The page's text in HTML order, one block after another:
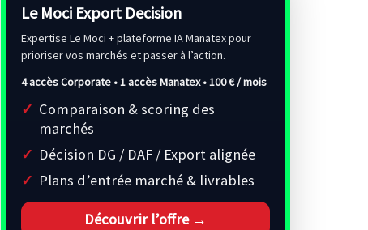
Le Moci Export Decision
Expertise Le Moci + plateforme IA Manatex pour
prioriser vos marchés et passer à l’action.
4 accès Corporate • 1 accès Manatex •100 € / mois
Comparaison & scoring des
marchés
Décision DG / DAF / Export alignée
Plans d’entrée marché & livrables
Découvrir l’offre →